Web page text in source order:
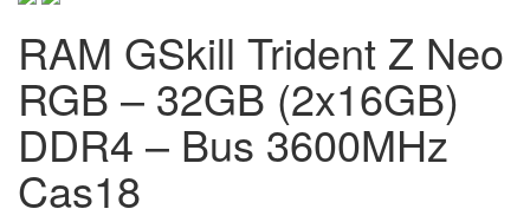
RAM GSkill Trident Z Neo
RGB – 32GB (2x16GB)
DDR4 – Bus 3600MHz
Cas18